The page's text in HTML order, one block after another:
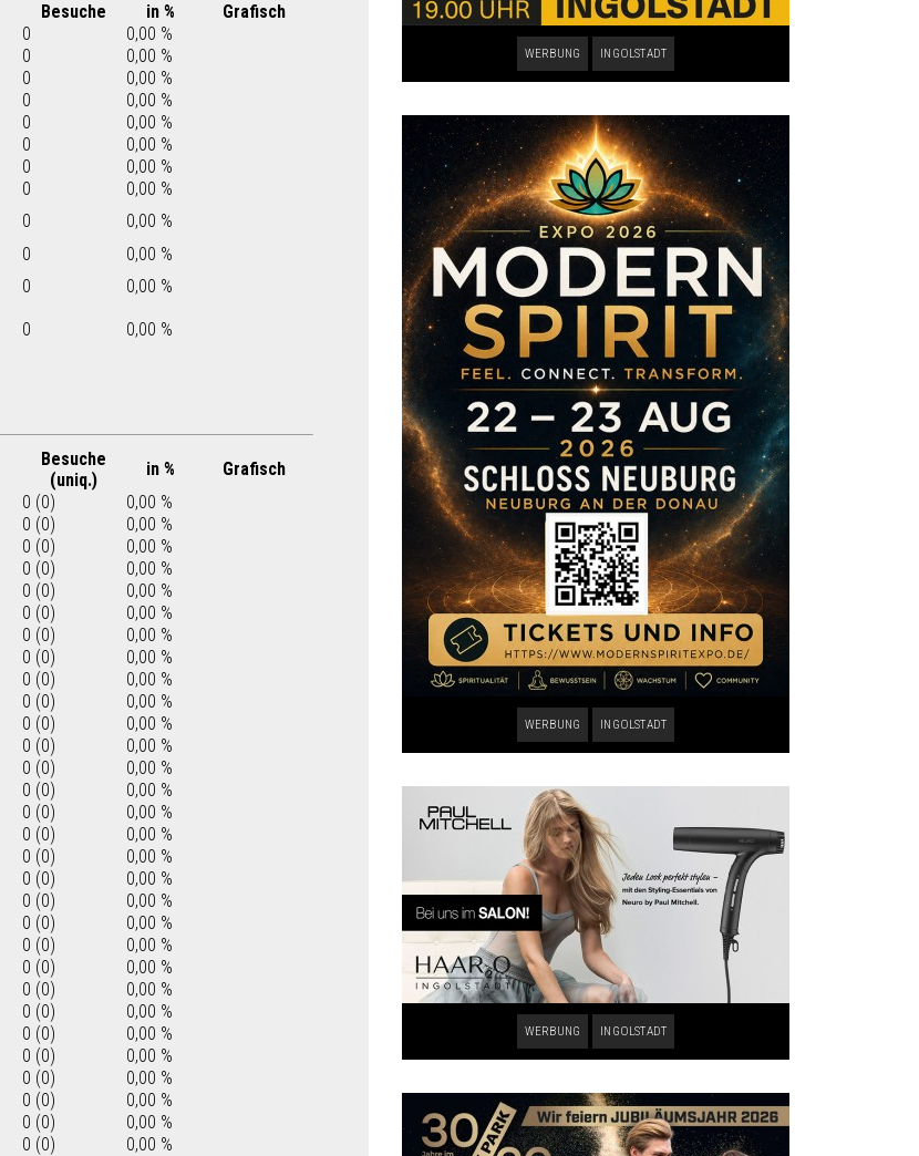
Besuche in %
Grafisch
0
0,00 %
0
0,00 %
0
0,00 %
0
0,00 %
0
0,00 %
0
0,00 %
0
0,00 %
0
0,00 %
0
0,00 %
0
0,00 %
0
0,00 %
0 0,00 %
Besuche
(uniq.)
in %
Grafisch
0 (0)
0,00 %
0 (0)
0,00 %
0 (0)
0,00 %
0 (0)
0,00 %
0 (0)
0,00 %
0 (0)
0,00 %
0 (0)
0,00 %
0 (0)
0,00 %
0 (0)
0,00 %
0 (0)
0,00 %
0 (0)
0,00 %
0 (0)
0,00 %
0 (0)
0,00 %
0 (0)
0,00 %
0 (0)
0,00 %
0 (0)
0,00 %
0 (0)
0,00 %
0 (0)
0,00 %
0 (0)
0,00 %
0 (0)
0,00 %
0 (0)
0,00 %
0 (0)
0,00 %
0 (0)
0,00 %
0 (0)
0,00 %
0 (0)
0,00 %
0 (0)
0,00 %
0 (0)
0,00 %
0 (0)
0,00 %
0 (0)
0,00 %
0 (0) 0,00 %
WERBUNG INGOLSTADT
WERBUNG INGOLSTADT
WERBUNG INGOLSTADT